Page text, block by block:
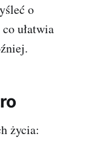
o
ułatwia
życia: